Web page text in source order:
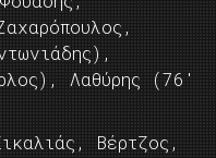
Λαθύρης (76′
Βέρτζος,